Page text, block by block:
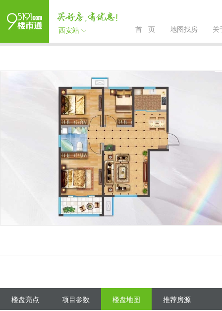
西安站 首 页 地图找房 关
楼盘亮点 项目参数 楼盘地图 推荐房源